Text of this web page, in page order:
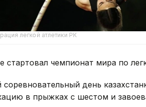
легкой атлетики РК
стартовал чемпионат мира по
соревновательный день
в прыжках с шестом и